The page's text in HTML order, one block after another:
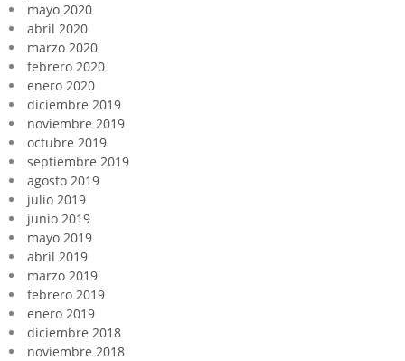
mayo 2020
abril 2020
marzo 2020
febrero 2020
enero 2020
diciembre 2019
noviembre 2019
octubre 2019
septiembre 2019
agosto 2019
julio 2019
junio 2019
mayo 2019
abril 2019
marzo 2019
febrero 2019
enero 2019
diciembre 2018
noviembre 2018